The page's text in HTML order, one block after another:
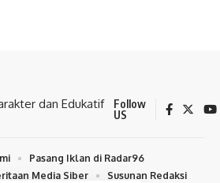
Follow
US
Pasang Iklan di Radar96
Media Siber
Susunan Redaksi